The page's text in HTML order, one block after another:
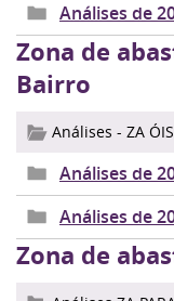
Análises de
Zona de
Bairro
Análises - ZA
Análises de
Análises de
Zona de